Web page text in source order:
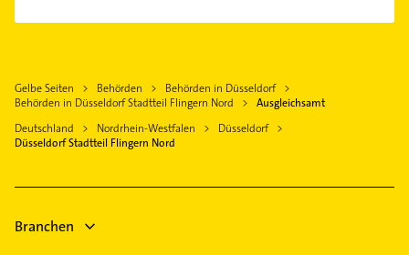
Friedrichstadt
Hamm
Oberbilk
Oberkassel
Stadtmitte
Essen
Elektroinstallation
Elektriker
Elektro Reparatur
Kammerjäger
Steuerberater
Rechtsanwalt
Heizung & Sanitär
Gelbe Seiten Behörden
Behörden in Düsseldorf
Behörden in Düsseldorf Stadtteil Flingern Nord
Ausgleichsamt
Deutschland
Nordrhein-Westfalen
Düsseldorf
Düsseldorf Stadtteil Flingern Nord
Branchen